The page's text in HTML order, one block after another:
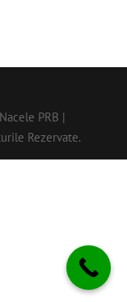
PRB |
Rezervate.